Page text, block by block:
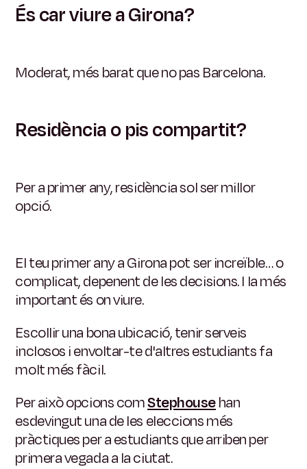
És car viure a Girona?
Moderat, més barat que no pas Barcelona.
Residència o pis compartit?
Per a primer any, residència sol ser millor
opció.
El teu primer any a Girona pot ser increïble… o
complicat, depenent de les decisions.I la més
important és on viure.
Escollir una bona ubicació, tenir serveis
inclosos i envoltar-te d'altres estudiants fa
molt més fàcil.
Per això opcions comStephousehan
esdevingut una de les eleccions més
pràctiques per a estudiants que arriben per
primera vegada a la ciutat.